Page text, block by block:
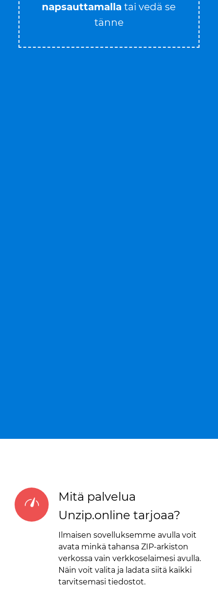
napsauttamalla tai vedä se
tänne
Mitä palvelua
Unzip.online tarjoaa?
Ilmaisen sovelluksemme avulla voit
avata minkä tahansa ZIP-arkiston
verkossa vain verkkoselaimesi avulla.
Näin voit valita ja ladata siitä kaikki
tarvitsemasi tiedostot.